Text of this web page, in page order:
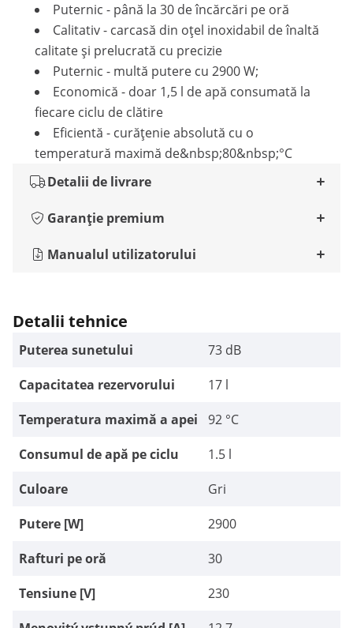
Puternic - până la 30 de încărcări pe oră
Calitativ - carcasă din oțel inoxidabil de înaltă
calitate și prelucrată cu precizie
Puternic - multă putere cu 2900 W;
Economică - doar 1,5 l de apă consumată la
fiecare ciclu de clătire
Eficientă - curățenie absolută cu o
temperatură maximă de&nbsp;80&nbsp;°C
Detalii de livrare
Garanție premium
Manualul utilizatorului
Detalii tehnice
Puterea sunetului
73 dB
Capacitatea rezervorului
17 l
Temperatura maximă a apei
92 °C
Consumul de apă pe ciclu
1.5 l
Culoare
Gri
Putere [W]
2900
Rafturi pe oră
30
Tensiune [V]
230